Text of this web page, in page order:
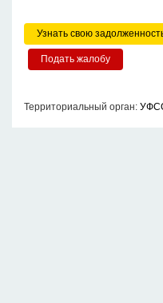
Узнать свою
Территориальный орган: